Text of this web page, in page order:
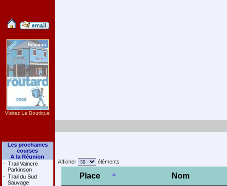
Visitez La Boutique
Les prochaines
courses
A la Réunion
- Trail Vaincre
Parkinson
- Trail du Sud
Sauvage
Afficher éléments
Place Nom